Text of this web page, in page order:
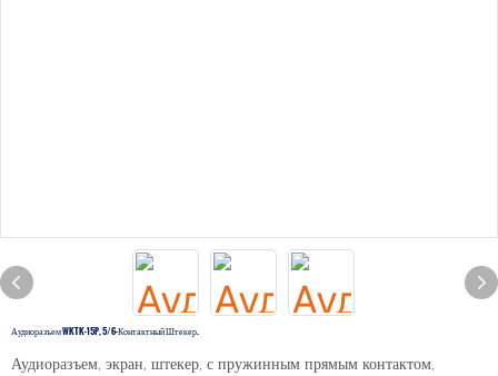
Аудиоразъем WKTK-15P, 5/6-Контактный Штекер.
Аудиоразъем, экран, штекер, с пружинным прямым контактом,